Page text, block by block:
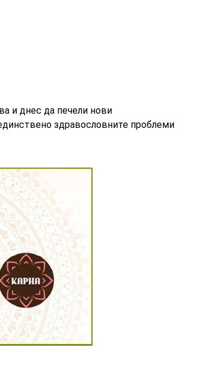
и днес да печели нови
здравословните проблеми